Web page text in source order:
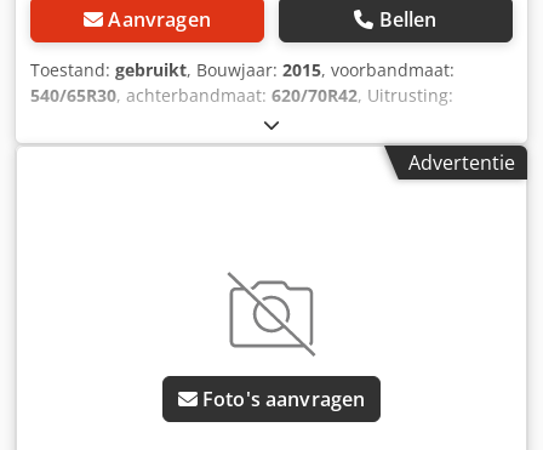
Aanvragen Bellen
Toestand: gebruikt, Bouwjaar: 2015, voorbandmaat:
540/65R30, achterbandmaat: 620/70R42, Uitrusting:
, Banden op de vooras zijn
gemeentebanden. Dcedpfx Ast I E Uaomgsk
Advertentie
Foto's aanvragen